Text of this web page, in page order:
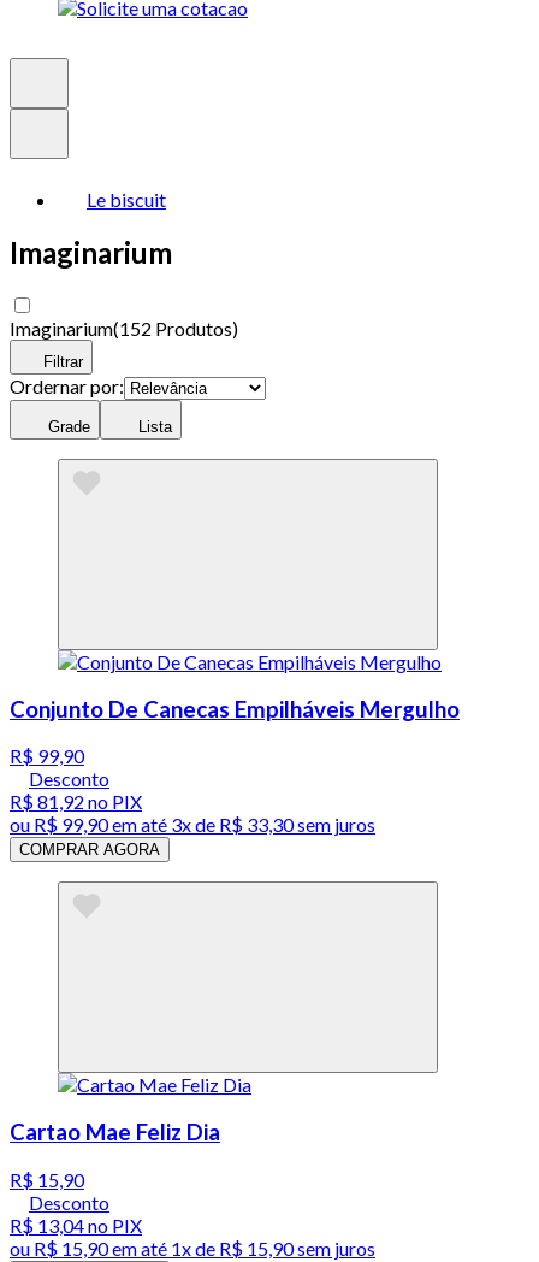
Le biscuit
Imaginarium
Imaginarium(152 Produtos)
Filtrar
Ordernar por:
Grade Lista
Conjunto De Canecas Empilháveis Mergulho
R$ 99,90
Desconto
R$ 81,92 no PIX
ou R$ 99,90em até 3x de R$ 33,30 sem juros
COMPRAR AGORA
Cartao Mae Feliz Dia
R$ 15,90
Desconto
R$ 13,04no PIX
ou R$ 15,90em até 1x de R$ 15,90sem juros